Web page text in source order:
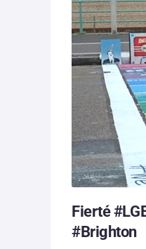
Fierté
#Brighton